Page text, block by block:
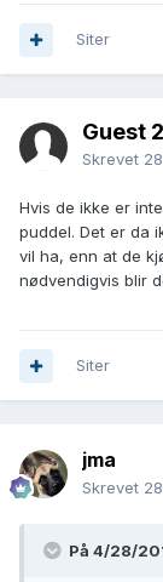
Siter
Guest
Skrevet
Hvis de ikke er
puddel. Det er da
vil ha, enn at de
nødvendigvis blir
Siter
jma
Skrevet
På 4/28/